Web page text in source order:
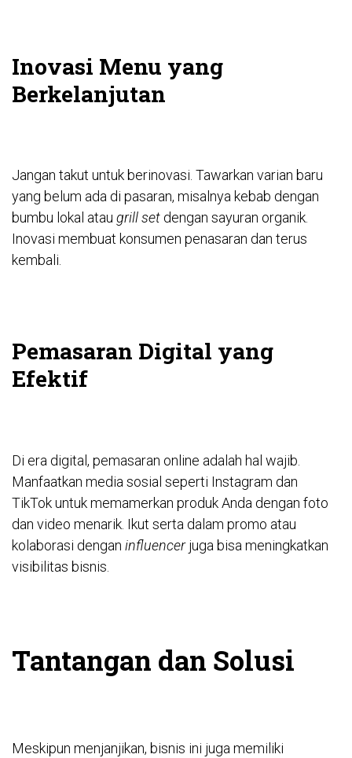
Inovasi Menu yang
Berkelanjutan
Jangan takut untuk berinovasi. Tawarkan varian baru
yang belum ada di pasaran, misalnya kebab dengan
bumbu lokal atau grill set dengan sayuran organik.
Inovasi membuat konsumen penasaran dan terus
kembali.
Pemasaran Digital yang
Efektif
Di era digital, pemasaran online adalah hal wajib.
Manfaatkan media sosial seperti Instagram dan
TikTok untuk memamerkan produk Anda dengan foto
dan video menarik. Ikut serta dalam promo atau
kolaborasi dengan influencerjuga bisa meningkatkan
visibilitas bisnis.
Tantangan dan Solusi
Meskipun menjanjikan, bisnis ini juga memiliki